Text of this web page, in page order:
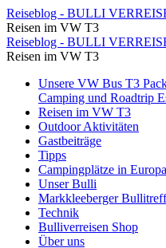
Ui
was
ist
denn
am
Baum
Reiseblog
BULLI
Reiseblog - BULLI
Reisen im VW T3
Ui
was
denn
am
Baum
Reiseblog
Reiseblog - BULLI
Reisen im VW T3
Skip
content
Unsere VW Bus T3
Camping und Roadtrip
Reisen im VW T3
Outdoor Aktivitäten
Gastbeiträge
Tipps
Campingplätze in Europa
Unser Bulli
Markkleeberger
Technik
Bulliverreisen Shop
Über uns